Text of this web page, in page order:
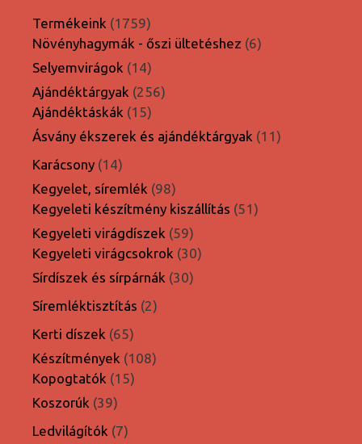
Termékeink 17591759
termék
Növényhagymák - őszi ültetéshez 66
Selyemvirágok 1414
termék
Ajándéktárgyak 256256
Ajándéktáskák 1515
termék
Ásvány ékszerek és ajándéktárgyak 1111
Karácsony 1414
termék
Kegyelet, síremlék 9898
termék
Kegyeleti készítmény kiszállítás 5151
Kegyeleti virágdíszek 5959
termék
Kegyeleti virágcsokrok 3030
Sírdíszek és sírpárnák 3030
Síremléktisztítás 22
Kerti díszek 6565
termék
Készítmények 108108
Kopogtatók 1515
Koszorúk 3939
termék
Ledvilágítók 77